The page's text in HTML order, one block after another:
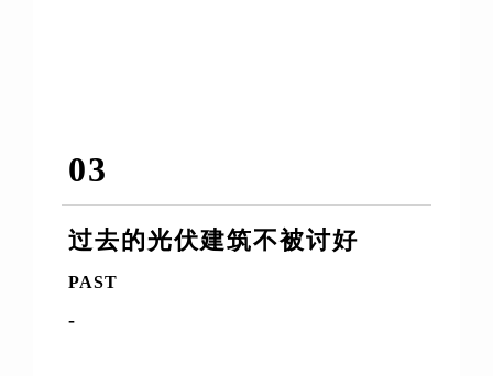
03
过去的光伏建筑不被讨好
PAST
-